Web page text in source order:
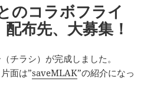
のコラボフライ
布先、大募集！
チラシ）が完成しました。
面は”saveMLAK”の紹介になっ